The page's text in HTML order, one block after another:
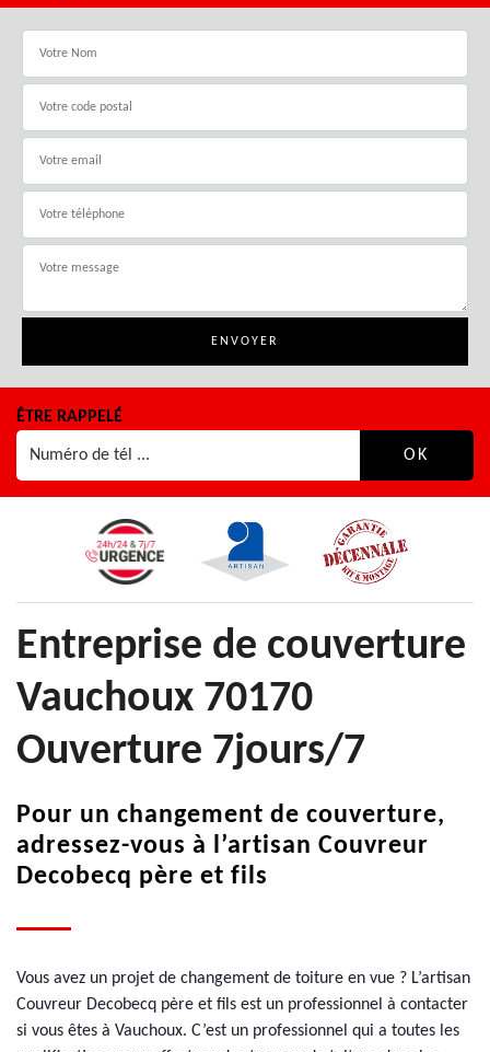
ÊTRE RAPPELÉ
Entreprise de couverture
Vauchoux 70170
Ouverture 7jours/7
Pour un changement de couverture,
adressez-vous à l’artisan Couvreur
Decobecq père et fils
Vous avez un projet de changement de toiture en vue ? L’artisan
Couvreur Decobecq père et fils est un professionnel à contacter
si vous êtes à Vauchoux. C’est un professionnel qui a toutes les